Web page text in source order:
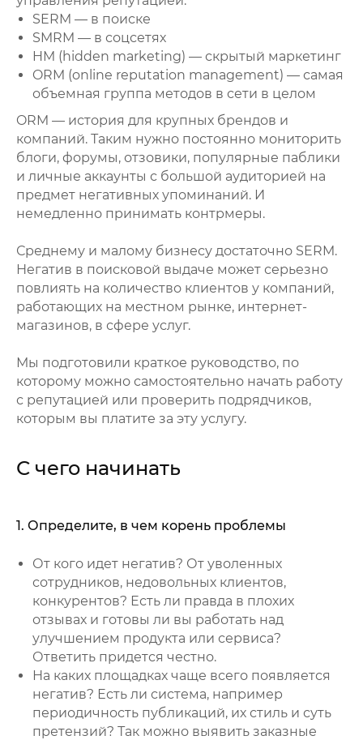
SERM — в поиске
SMRM — в соцсетях
HM (hidden marketing) — скрытый маркетинг
ORM (online reputation management) — самая
объемная группа методов в сети в целом
ORM — история для крупных брендов и
компаний. Таким нужно постоянно мониторить
блоги, форумы, отзовики, популярные паблики
и личные аккаунты с большой аудиторией на
предмет негативных упоминаний. И
немедленно принимать контрмеры.
Среднему и малому бизнесу достаточно SERM.
Негатив в поисковой выдаче может серьезно
повлиять на количество клиентов у компаний,
работающих на местном рынке, интернет-
магазинов, в сфере услуг.
Мы подготовили краткое руководство, по
которому можно самостоятельно начать работу
с репутацией или проверить подрядчиков,
которым вы платите за эту услугу.
С чего начинать
1. Определите, в чем корень проблемы
От кого идет негатив? От уволенных
сотрудников, недовольных клиентов,
конкурентов? Есть ли правда в плохих
отзывах и готовы ли вы работать над
улучшением продукта или сервиса?
Ответить придется честно.
На каких площадках чаще всего появляется
негатив? Есть ли система, например
периодичность публикаций, их стиль и суть
претензий? Так можно выявить заказные